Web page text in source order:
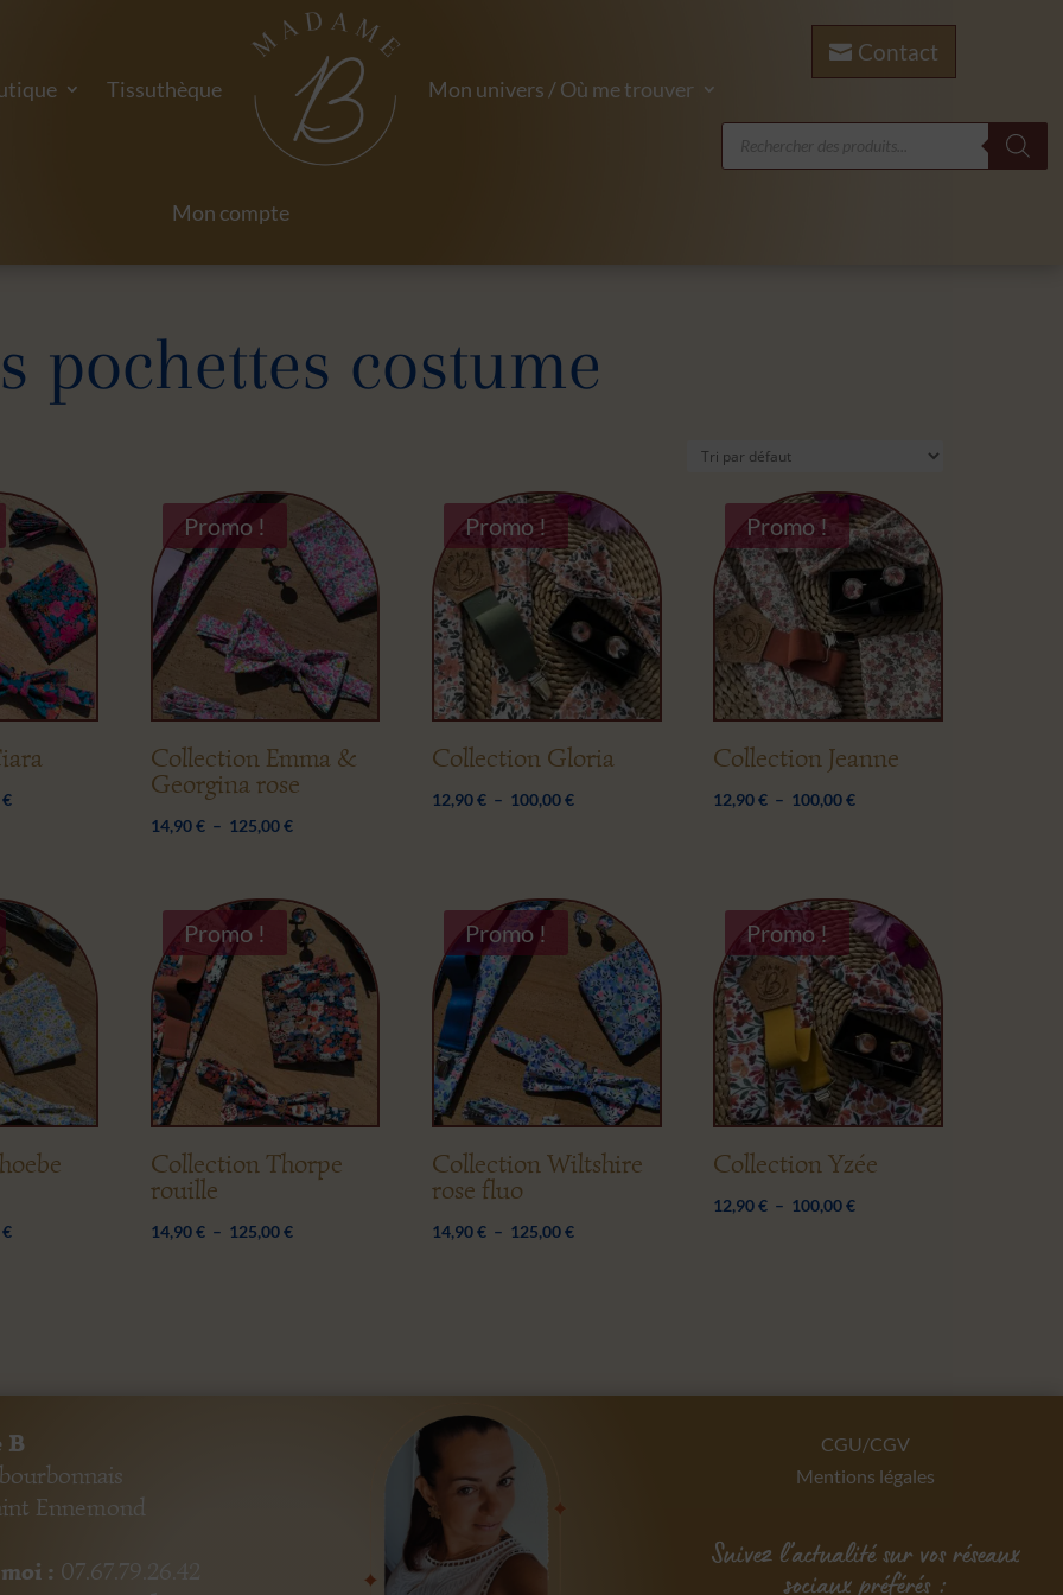
Tissuthèque Mon univers / Où me trouver
Mon compte
Contact
Recherche
produits
pochettes costume
€Plage
à
125,00 €
Promo !
Collection Emma &
Georgina rose
14,90€ – 125,00€Plage
14,90 €
à
125,00 €
Promo !
Collection Gloria
12,90€ – 100,00€Plage
à
100,00 €
Promo !
Collection Jeanne
12,90€ – 100,00€Plage
à
100,00 €
€Plage
Promo !
Collection Thorpe
rouille
14,90€ – 125,00€Plage
Promo !
Collection Wiltshire
rose fluo
14,90€ – 125,00€Plage
Promo !
Collection Yzée
12,90€ – 100,00€Plage
B
Ennemond
: 07.67.79.26.42
CGU/CGV
Mentions légales
Suivez l’actualité sur vos réseaux
sociaux préférés :